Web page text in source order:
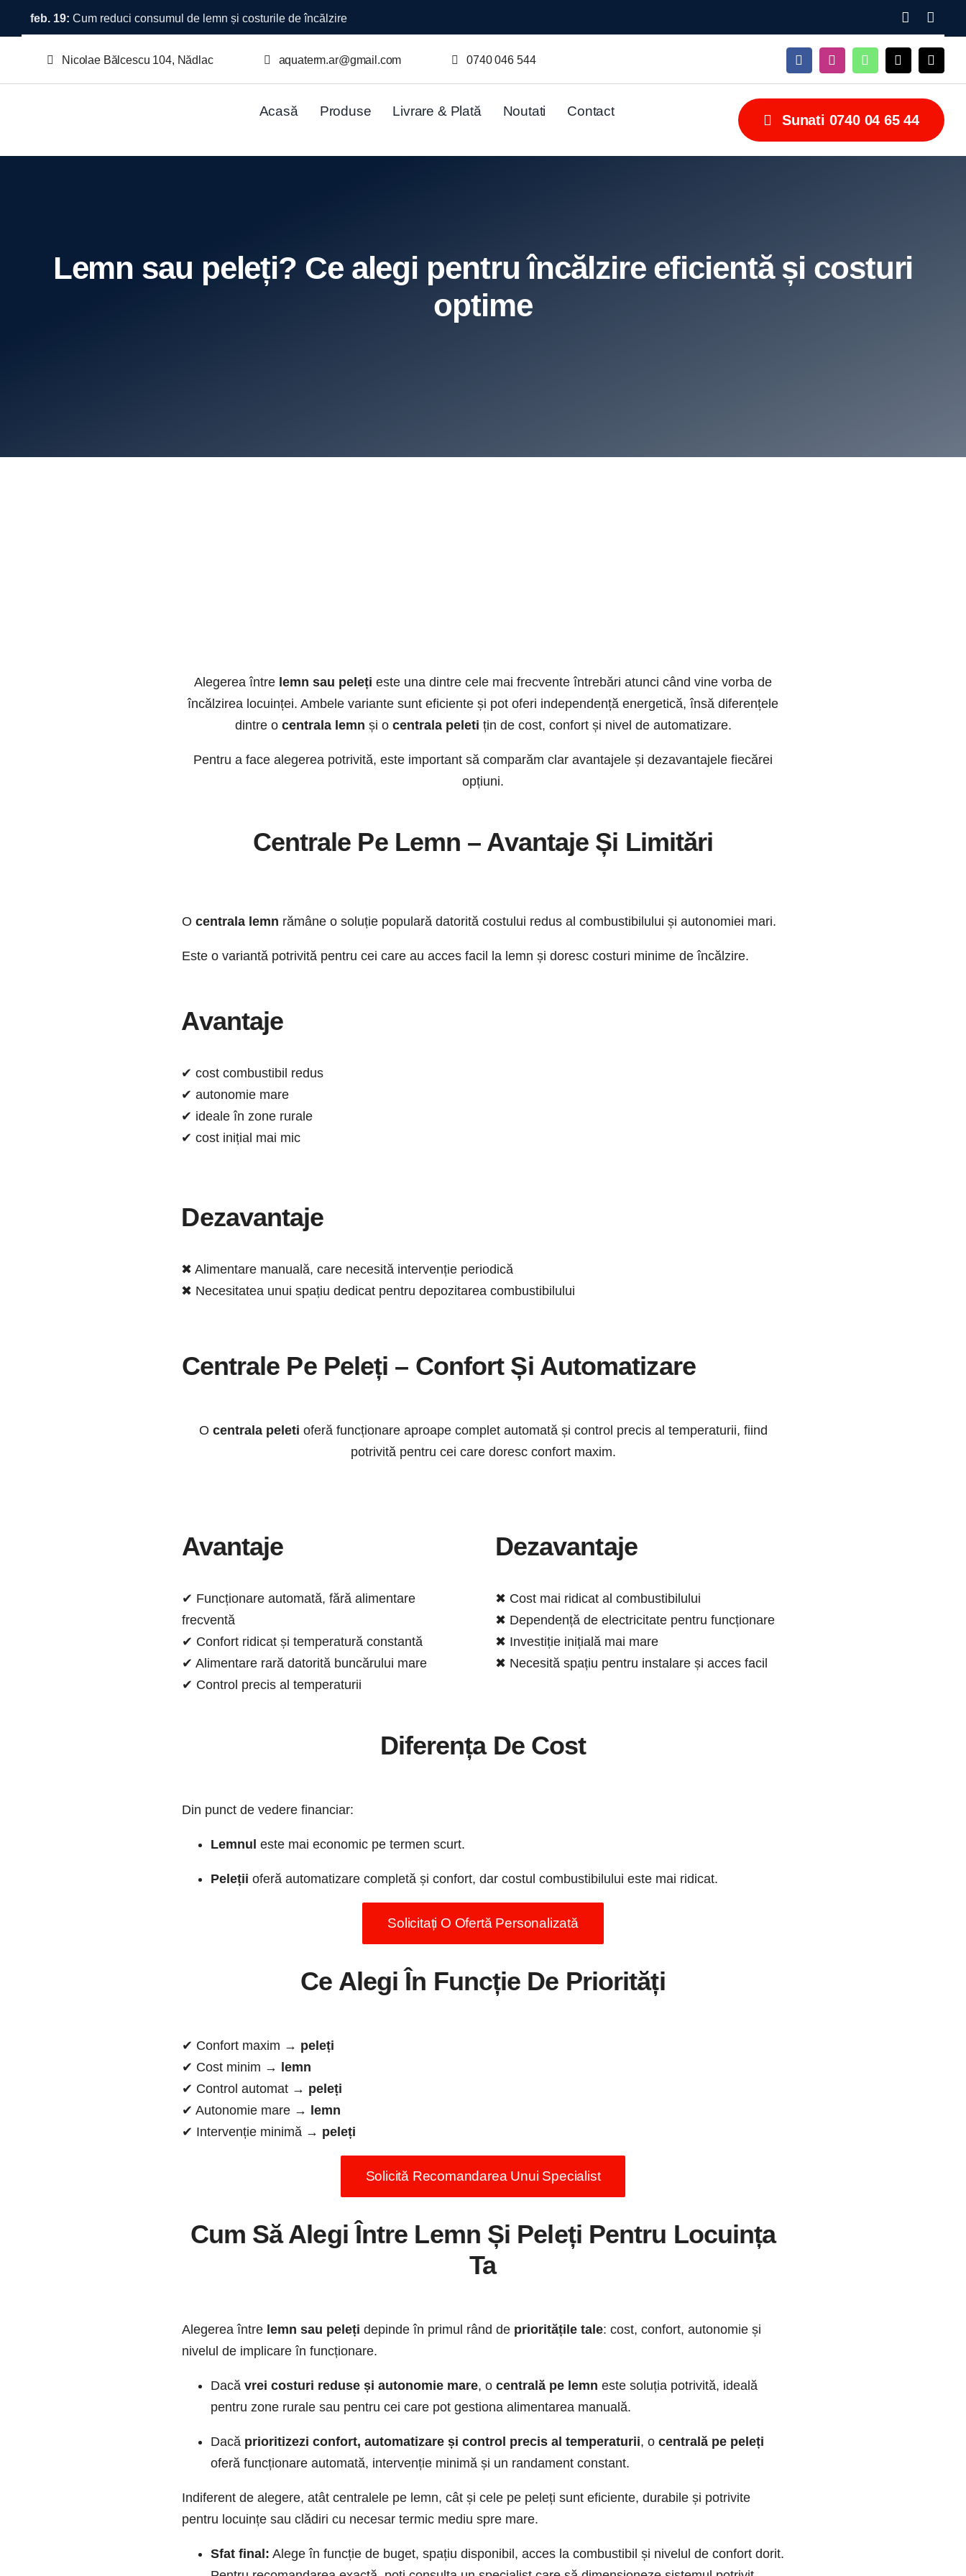
feb. 19: Cum reduci consumul de lemn și costurile de încălzire  
Nicolae Bălcescu 104, Nădlac aquaterm.ar@gmail.com 0740 046 544
Acasă Produse Livrare & Plată Noutati Contact
Sunati 0740 04 65 44
Lemn sau peleți? Ce alegi pentru încălzire eficientă și costuri
optime
Alegerea între lemn sau peleți este una dintre cele mai frecvente întrebări atunci când vine vorba de
încălzirea locuinței. Ambele variante sunt eficiente și pot oferi independență energetică, însă diferențele
dintre o centrala lemn și o centrala peleti țin de cost, confort și nivel de automatizare.
Pentru a face alegerea potrivită, este important să comparăm clar avantajele și dezavantajele fiecărei
opțiuni.
Centrale Pe Lemn – Avantaje Și Limitări
O centrala lemn rămâne o soluție populară datorită costului redus al combustibilului și autonomiei mari.
Este o variantă potrivită pentru cei care au acces facil la lemn și doresc costuri minime de încălzire.
Avantaje
✔ cost combustibil redus
✔ autonomie mare
✔ ideale în zone rurale
✔ cost inițial mai mic
Dezavantaje
✖ Alimentare manuală, care necesită intervenție periodică
✖ Necesitatea unui spațiu dedicat pentru depozitarea combustibilului
Centrale Pe Peleți – Confort Și Automatizare
O centrala peleti oferă funcționare aproape complet automată și control precis al temperaturii, fiind
potrivită pentru cei care doresc confort maxim.
Avantaje
✔ Funcționare automată, fără alimentare
frecventă
✔ Confort ridicat și temperatură constantă
✔ Alimentare rară datorită buncărului mare
✔ Control precis al temperaturii
Dezavantaje
✖ Cost mai ridicat al combustibilului
✖ Dependență de electricitate pentru funcționare
✖ Investiție inițială mai mare
✖ Necesită spațiu pentru instalare și acces facil
Diferența De Cost
Din punct de vedere financiar:
Lemnul este mai economic pe termen scurt.
Peleții oferă automatizare completă și confort, dar costul combustibilului este mai ridicat.
Solicitați O Ofertă Personalizată
Ce Alegi În Funcție De Priorități
✔ Confort maxim → peleți
✔ Cost minim →
lemn
✔ Control automat → peleți
✔ Autonomie mare →
lemn
✔ Intervenție minimă → peleți
Solicită Recomandarea Unui Specialist
Cum Să Alegi Între Lemn Și Peleți Pentru Locuința
Ta
Alegerea între lemn sau peleți depinde în primul rând de prioritățile tale: cost, confort, autonomie și
nivelul de implicare în funcționare.
Dacă vrei costuri reduse și autonomie mare, o centrală pe lemn este soluția potrivită, ideală
pentru zone rurale sau pentru cei care pot gestiona alimentarea manuală.
Dacă prioritizezi confort, automatizare și control precis al temperaturii, o centrală pe peleți
oferă funcționare automată, intervenție minimă și un randament constant.
Indiferent de alegere, atât centralele pe lemn, cât și cele pe peleți sunt eficiente, durabile și potrivite
pentru locuințe sau clădiri cu necesar termic mediu spre mare.
Sfat final: Alege în funcție de buget, spațiu disponibil, acces la combustibil și nivelul de confort dorit.